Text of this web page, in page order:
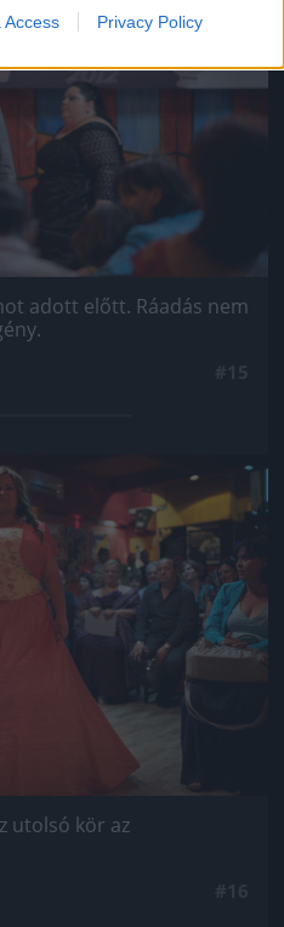
Access Privacy Policy
adott előtt. Ráadás nem
kép!
utolsó kör az